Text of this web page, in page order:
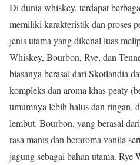
Di dunia whiskey, terdapat
memiliki karakteristik dan proses
jenis utama yang dikenal luas
Whiskey, Bourbon, Rye, dan
biasanya berasal dari Skotlandia
kompleks dan aroma khas peaty
umumnya lebih halus dan ringan,
lembut. Bourbon, yang berasal
rasa manis dan beraroma vanila
jagung sebagai bahan utama. Rye